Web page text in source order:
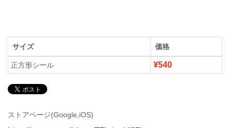
サイズ 価格
正方形シール ¥540
ストアページ(Google,iOS)